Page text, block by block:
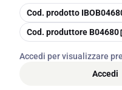
copia
Cod. prodotto
copia
Cod. produttoreB04680
Accedi per visualizzare
Accedi